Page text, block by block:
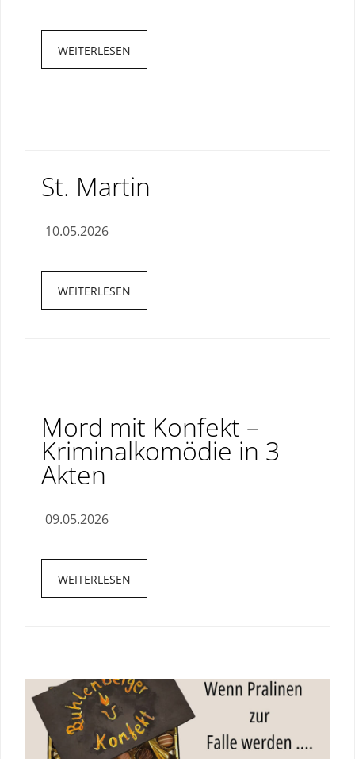
WEITERLESEN
St. Martin
10.05.2026
WEITERLESEN
Mord mit Konfekt –
Kriminalkomödie in 3
Akten
09.05.2026
WEITERLESEN